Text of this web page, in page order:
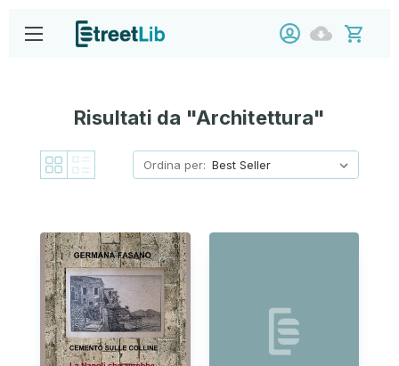
Risultati da "Architettura"
Ordina per: